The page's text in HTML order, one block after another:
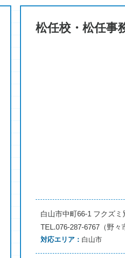
松任校・松任事
白山市中町66-1 フクズミ
TEL.076-287-6767（野々
対応エリア 白山市